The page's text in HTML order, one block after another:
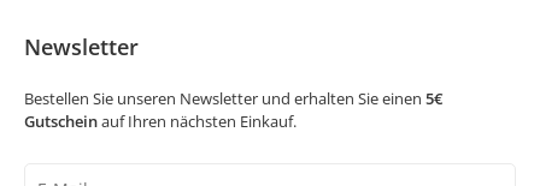
Newsletter
Bestellen Sie unseren Newsletter und erhalten Sie einen 5€
Gutscheinauf Ihren nächsten Einkauf.